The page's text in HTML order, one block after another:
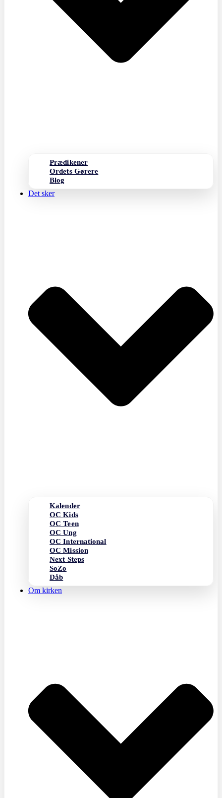
Prædikener
Ordets Gørere
Blog
Det sker
Kalender
OC Kids
OC Teen
OC Ung
OC International
OC Mission
Next Steps
SoZo
Dåb
Om kirken